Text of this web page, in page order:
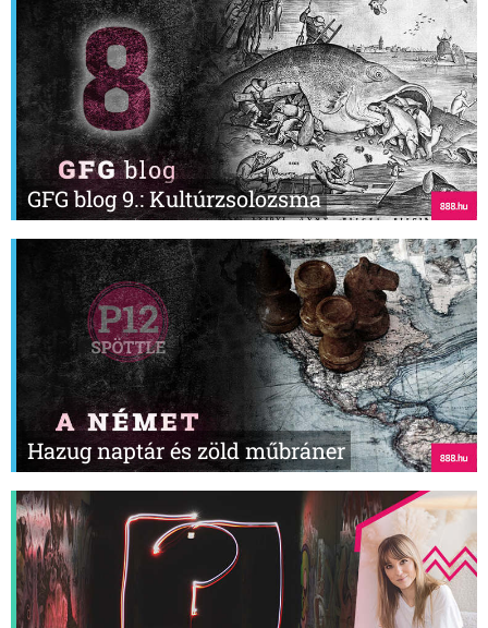
GFG blog 9.: Kultúrzsolozsma
Hazug naptár és zöld műbráner